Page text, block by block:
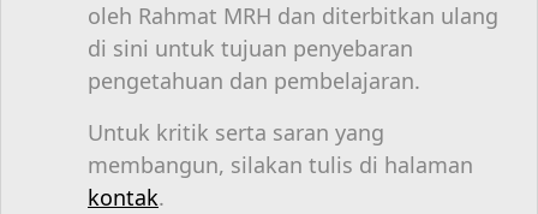
oleh Rahmat MRH dan diterbitkan ulang
di sini untuk tujuan penyebaran
pengetahuan dan pembelajaran.
Untuk kritik serta saran yang
membangun, silakan tulis di halaman
kontak.